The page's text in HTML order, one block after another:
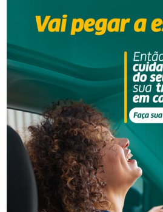
Além da ação de improbidade
ainda, uma outra ação penal que
envolvidos e aguarda o julgamento.
Fonte: Coordenadoria de
- Anúncio -